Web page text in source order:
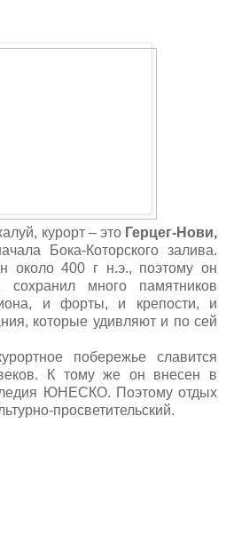
курорт – это Герцег-Нови,
Бока-Которского залива.
около 400 г н.э., поэтому он
сохранил много памятников
и форты, и крепости, и
которые удивляют и по сей
побережье славится
К тому же он внесен в
ЮНЕСКО. Поэтому отдых
просветительский.